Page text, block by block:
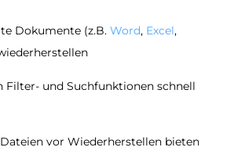
Dokumente (z.B. Word, Excel,
Filter- und Suchfunktionen schnell
vor Wiederherstellen bieten